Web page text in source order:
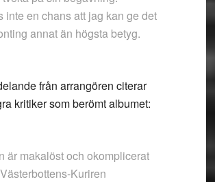
inte en chans att jag kan ge det
annat än högsta betyg.
från arrangören citerar
kritiker som berömt albumet:
är makalöst och okomplicerat
Kuriren